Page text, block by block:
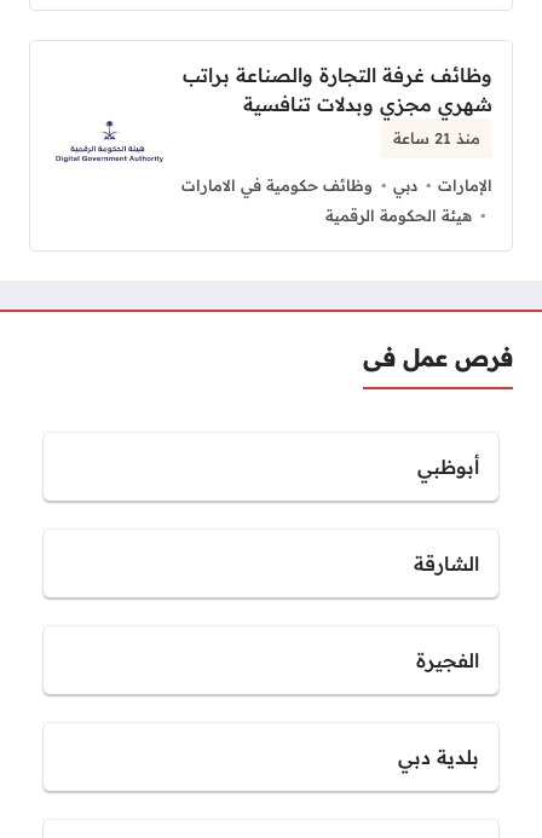
وظائف غرفة التجارة والصناعة براتب
شهري مجزي وبدلات تنافسية
منذ 21 ساعة
الإمارات دبي
وظائف حكومية في الامارات
هيئة الحكومة الرقمية
فرص عمل فى
أبوظبي
الشارقة
الفجيرة
بلدية دبي